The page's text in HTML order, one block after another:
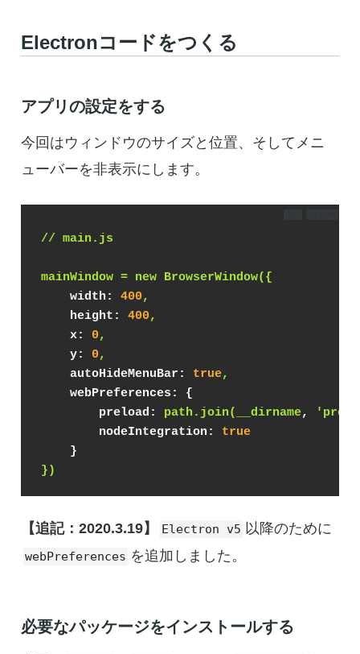
Electronコードをつくる
アプリの設定をする
今回はウィンドウのサイズと位置、そしてメニ
ューバーを非表示にします。
// main.js
mainWindow = new BrowserWindow({
width:
400,
height:
400,
x:
0,
y:
0,
autoHideMenuBar:
true,
webPreferences:
{
preload:
path.join(__dirname,
nodeIntegration:
true
    }
})
【追記：2020.3.19】 Electron v5 以降のために
webPreferences を追加しました。
必要なパッケージをインストールする